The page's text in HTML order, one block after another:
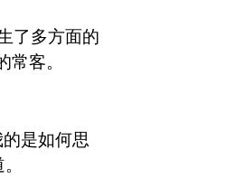
了多方面的
客。
是如何思